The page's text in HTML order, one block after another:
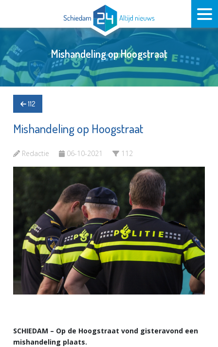
Mishandeling op Hoogstraat
112
Mishandeling op Hoogstraat
Redactie 06-10-2021 112
SCHIEDAM – Op de Hoogstraat vond gisteravond een
mishandeling plaats.